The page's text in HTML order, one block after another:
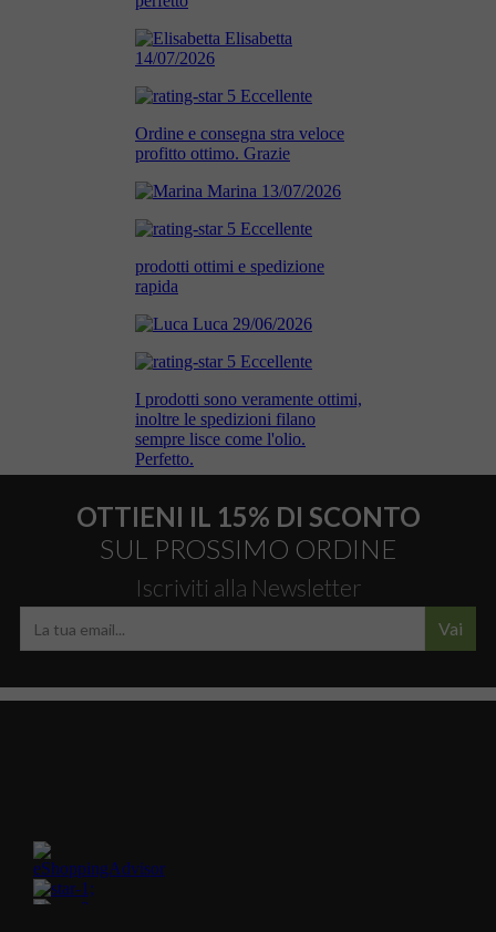
OTTIENI IL 15% DI SCONTO
SUL PROSSIMO ORDINE
Iscriviti alla Newsletter
Vai